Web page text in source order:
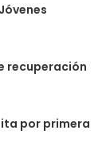
recuperación
por primera